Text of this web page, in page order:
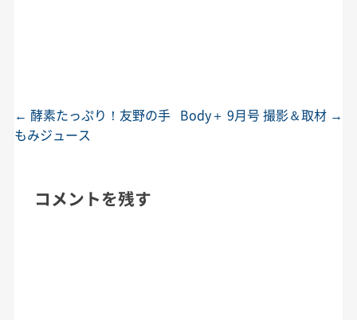
投稿ナビゲーション
← 酵素たっぷり！友野の手
もみジュース
Body＋ 9月号 撮影＆取材 →
コメントを残す